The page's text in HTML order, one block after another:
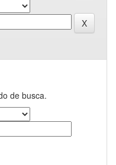
de busca.